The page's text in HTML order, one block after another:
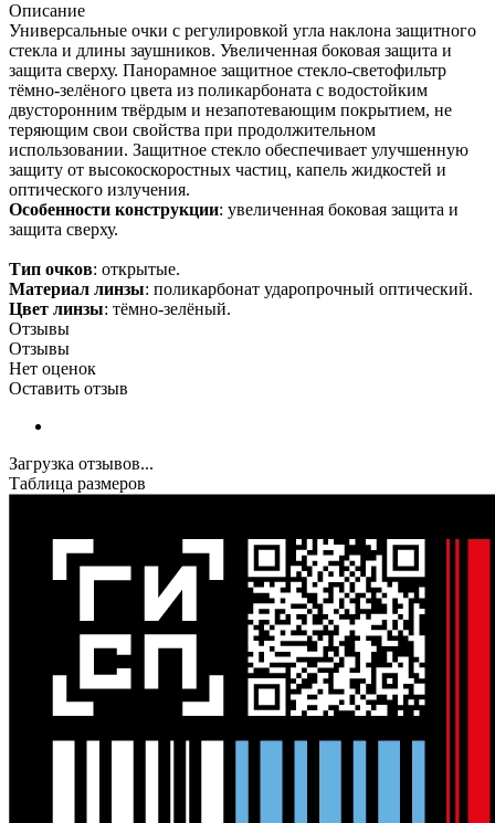
Описание
Универсальные очки с регулировкой угла наклона защитного
стекла и длины заушников. Увеличенная боковая защита и
защита сверху. Панорамное защитное стекло-светофильтр
тёмно-зелёного цвета из поликарбоната с водостойким
двусторонним твёрдым и незапотевающим покрытием, не
теряющим свои свойства при продолжительном
использовании. Защитное стекло обеспечивает улучшенную
защиту от высокоскоростных частиц, капель жидкостей и
оптического излучения.
Особенности конструкции: увеличенная боковая защита и
защита сверху.
Тип очков: открытые.
Материал линзы: поликарбонат ударопрочный оптический.
Цвет линзы: тёмно-зелёный.
Отзывы
Отзывы
Нет оценок
Оставить отзыв
Загрузка отзывов...
Таблица размеров